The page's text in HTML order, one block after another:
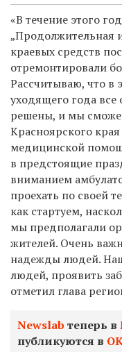
«В течение этого
„Продолжительная
краевых средств
отремонтировали
Рассчитываю, что в
уходящего года
решены, и мы
Красноярского
медицинской
в предстоящие
вниманием
проехать по своей
как стартуем,
мы предполагали
жителей. Очень
надежды людей.
людей, проявить
отметил глава
Newslab теперь в
публикуются в